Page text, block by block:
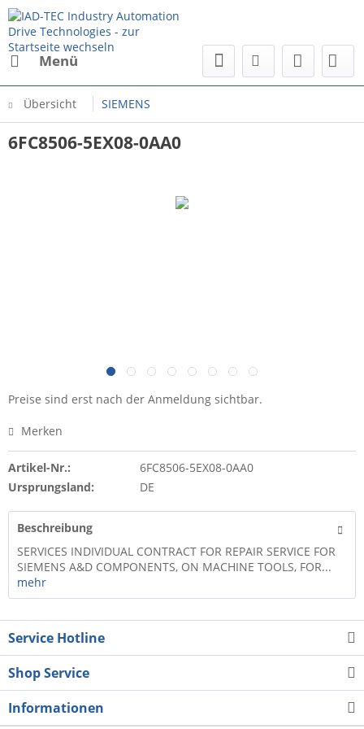
Menü
Übersicht SIEMENS
6FC8506-5EX08-0AA0
Preise sind erst nach der Anmeldung sichtbar.
Merken
Artikel-Nr.:
6FC8506-5EX08-0AA0
Ursprungsland:
DE
Beschreibung
SERVICES INDIVIDUAL CONTRACT FOR REPAIR SERVICE FOR
SIEMENS A&D COMPONENTS, ON MACHINE TOOLS, FOR...
mehr
Service Hotline
Shop Service
Informationen